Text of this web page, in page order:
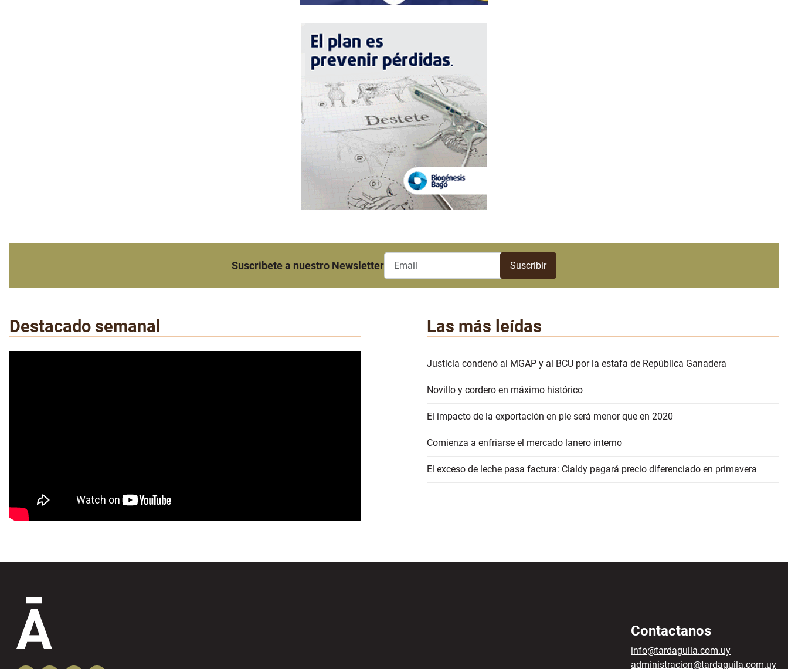
Suscribete a nuestro Newsletter
Destacado semanal Las más leídas
Justicia condenó al MGAP y al BCU por la estafa de República Ganadera
Novillo y cordero en máximo histórico
El impacto de la exportación en pie será menor que en 2020
Comienza a enfriarse el mercado lanero interno
El exceso de leche pasa factura: Claldy pagará precio diferenciado en primavera
Contactanos
info@tardaguila.com.uy
administracion@tardaguila.com.uy